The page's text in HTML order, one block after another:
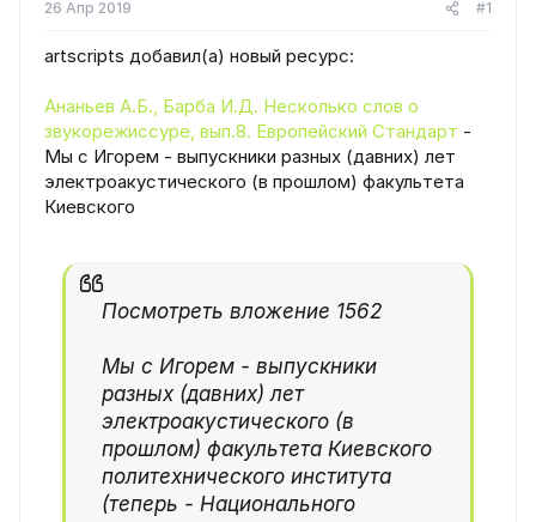
26 Апр 2019 #1
artscripts добавил(а) новый ресурс:
Ананьев А.Б., Барба И.Д. Несколько слов о
звукорежиссуре, вып.8. Европейский Стандарт -
Мы с Игорем - выпускники разных (давних) лет
электроакустического (в прошлом) факультета
Киевского
Посмотреть вложение 1562
Мы с Игорем - выпускники
разных (давних) лет
электроакустического (в
прошлом) факультета Киевского
политехнического института
(теперь - Национального